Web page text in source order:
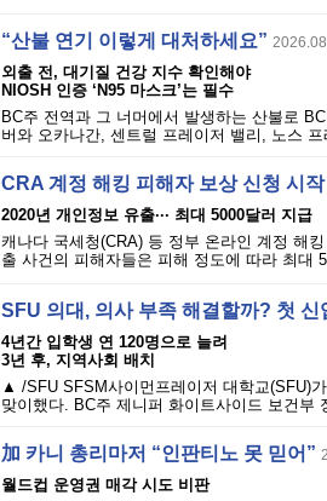
“산불 연기 이렇게 대처하세요”
외출 전, 대기질 건강 지수 확인해야
NIOSH 인증 ‘N95 마스크’는 필수
BC주 전역과 그 너머에서 발생하는 산불로
버와 오카나간, 센트럴 프레이저 밸리, 노스
CRA 계정 해킹 피해자 보상 신청 시작
2020년 개인정보 유출··· 최대 5000달러 지급
캐나다 국세청(CRA) 등 정부 온라인 계정 해
출 사건의 피해자들은 피해 정도에 따라 최대
SFU 의대, 의사 부족 해결할까? 첫 신
4년간 입학생 연 120명으로 늘려
3년 후, 지역사회 배치
▲ /SFU SFSM사이먼프레이저 대학교(SFU)
맞이했다. BC주 제니퍼 화이트사이드 보건부
加 카니 총리마저 “인판티노 못 믿어”
월드컵 운영권 매각 시도 비판